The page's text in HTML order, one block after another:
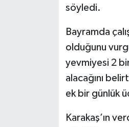
söyledi.
Bayramda
olduğunu
yevmiyesi 2
alacağını
ek bir günlük
Karakaş’ın